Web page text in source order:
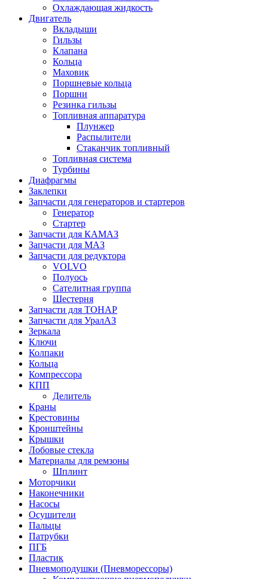
Охлаждающая жидкость
Двигатель
Вкладыши
Гильзы
Клапана
Кольца
Маховик
Поршневые кольца
Поршни
Резинка гильзы
Топливная аппаратура
Плунжер
Распылители
Стаканчик топливный
Топливная система
Турбины
Диафрагмы
Заклепки
Запчасти для генераторов и стартеров
Генератор
Стартер
Запчасти для КАМАЗ
Запчасти для МАЗ
Запчасти для редуктора
VOLVO
Полуось
Сателитная группа
Шестерня
Запчасти для ТОНАР
Запчасти для УралАЗ
Зеркала
Ключи
Колпаки
Кольца
Компрессора
КПП
Делитель
Краны
Крестовины
Кронштейны
Крышки
Лобовые стекла
Материалы для ремзоны
Шплинт
Моторчики
Наконечники
Насосы
Осушители
Пальцы
Патрубки
ПГБ
Пластик
Пневмоподушки (Пневморессоры)